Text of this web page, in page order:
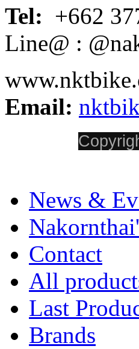
Tel: +662
Line@ :
Email:
News &
Contact
All
Last
Brands